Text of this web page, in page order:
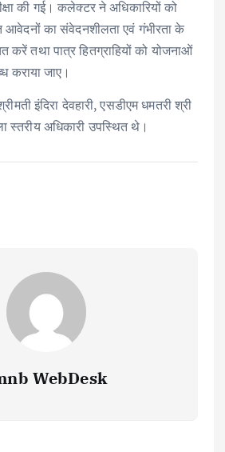
की गई। कलेक्टर ने अधिकारियों को
आवेदनों का संवेदनशीलता एवं गंभीरता के
करें तथा पात्र हितग्राहियों को योजनाओं
कराया जाए।
इंदिरा देवहारी, एसडीएम धमतरी श्री
स्तरीय अधिकारी उपस्थित थे।
WebDesk